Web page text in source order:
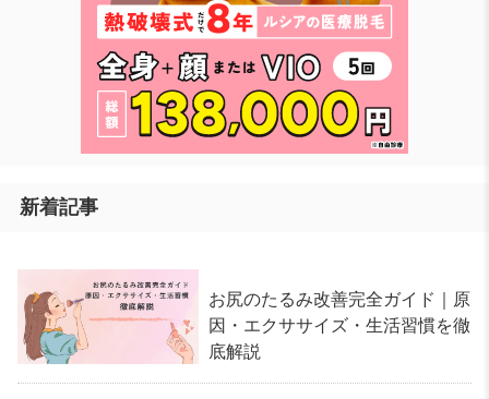
新着記事
お尻のたるみ改善完全ガイド｜原
因・エクササイズ・生活習慣を徹
底解説